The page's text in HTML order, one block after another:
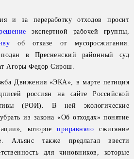
и за переработку отходов просит
экспертной рабочей группы,
об отказе от мусоросжигания.
в Пресненский районный суд
Агоры Федор Сирош.
Движения «ЭКА», в марте петиция
россиян на сайте Российской
(РОИ). В ней экологические
из закона «Об отходах» понятие
которое приравняло сжигание
Альянс также предлагал ввести
для чиновников, которые